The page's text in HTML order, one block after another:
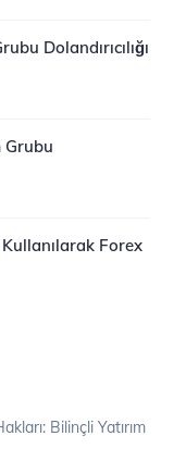
Dolandırıcılığı
Grubu
Forex
Bilinçli Yatırım